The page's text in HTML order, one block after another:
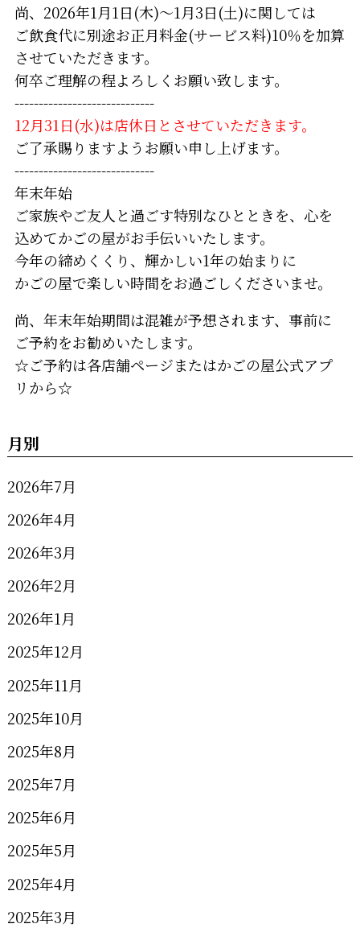
尚、2026年1月1日(木)～1月3日(土)に関しては
ご飲食代に別途お正月料金(サービス料)10％を加算
させていただきます。
何卒ご理解の程よろしくお願い致します。
-----------------------------
12月31日(水)は店休日とさせていただきます。
ご了承賜りますようお願い申し上げます。
-----------------------------
年末年始
ご家族やご友人と過ごす特別なひとときを、心を
込めてかごの屋がお手伝いいたします。
今年の締めくくり、輝かしい1年の始まりに
かごの屋で楽しい時間をお過ごしくださいませ。
尚、年末年始期間は混雑が予想されます、事前に
ご予約をお勧めいたします。
☆ご予約は各店舗ページまたはかごの屋公式アプ
リから☆
月別
2026年7月
2026年4月
2026年3月
2026年2月
2026年1月
2025年12月
2025年11月
2025年10月
2025年8月
2025年7月
2025年6月
2025年5月
2025年4月
2025年3月